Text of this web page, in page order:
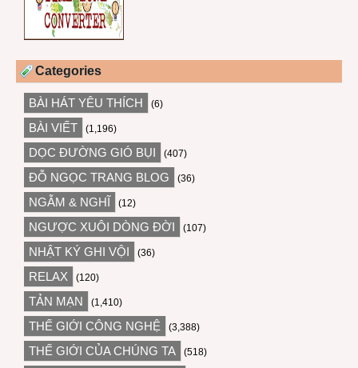
Categories
BÀI HÁT YÊU THÍCH (6)
BÀI VIẾT (1,196)
DỌC ĐƯỜNG GIÓ BỤI (407)
ĐỖ NGỌC TRANG BLOG (36)
NGẪM & NGHĨ (12)
NGƯỢC XUÔI DÒNG ĐỜI (107)
NHẬT KÝ GHI VỘI (36)
RELAX (120)
TẢN MẠN (1,410)
THẾ GIỚI CÔNG NGHỆ (3,388)
THẾ GIỚI CỦA CHÚNG TA (518)